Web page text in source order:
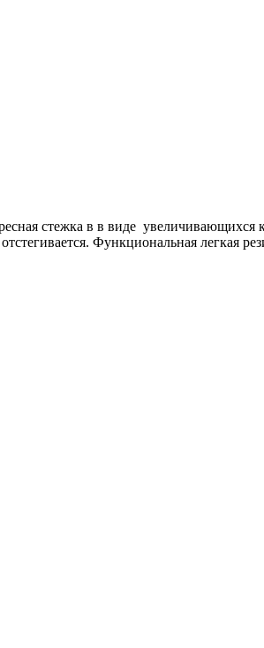
стежка в в виде
Функциональная легкая